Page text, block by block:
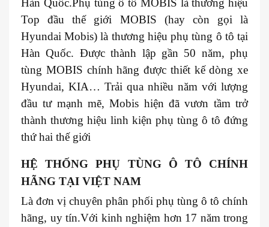
Top đầu thế giới MOBIS (hay còn gọi là
Hyundai Mobis) là thương hiệu phụ tùng ô tô tại
Hàn Quốc. Được thành lập gần 50 năm, phụ
tùng MOBIS chính hãng được thiết kế dòng xe
Hyundai, KIA… Trải qua nhiều năm với lượng
đầu tư mạnh mẽ, Mobis hiện đã vươn tầm trở
thành thương hiệu linh kiện phụ tùng ô tô đứng
thứ hai thế giới
HỆ THỐNG PHỤ TÙNG Ô TÔ CHÍNH
HÃNG TẠI VIỆT NAM
Là đơn vị chuyên phân phối phụ tùng ô tô chính
hãng, uy tín.Với kinh nghiệm hơn 17 năm trong